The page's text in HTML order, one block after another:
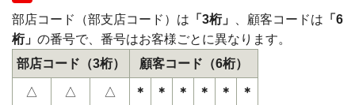
部店コード（部支店コード）は 「3桁」 、顧客コードは 「6
桁」 の番号で、番号はお客様ごとに異なります。
部店コード（3桁）
顧客コード（6桁）
△ △ △ ＊ ＊ ＊ ＊ ＊ ＊